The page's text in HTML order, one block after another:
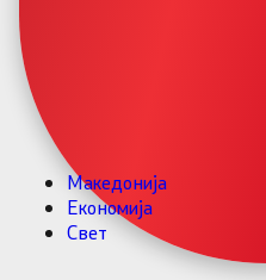
Македонија
Економија
Свет